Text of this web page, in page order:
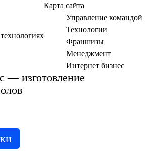
Карта сайта
Управление командой
Технологии
Франшизы
Менеджмент
Интернет бизнес
— изготовление